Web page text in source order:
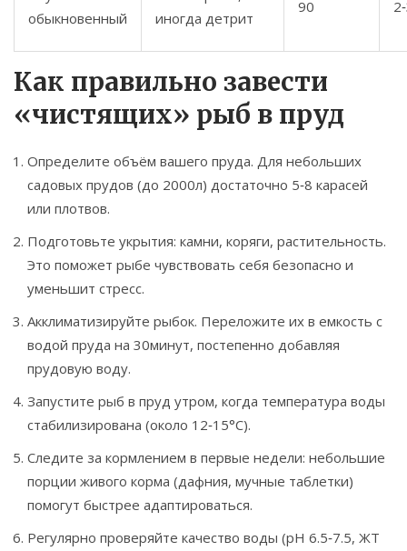
обыкновенный
иногда детрит
90
Как правильно завести
«чистящих» рыб в пруд
Определите объём вашего пруда. Для небольших
садовых прудов (до 2000л) достаточно 5‑8 карасей
или плотвов.
Подготовьте укрытия: камни, коряги, растительность.
Это поможет рыбе чувствовать себя безопасно и
уменьшит стресс.
Акклиматизируйте рыбок. Переложите их в емкость с
водой пруда на 30минут, постепенно добавляя
прудовую воду.
Запустите рыб в пруд утром, когда температура воды
стабилизирована (около 12‑15°C).
Следите за кормлением в первые недели: небольшие
порции живого корма (дафния, мучные таблетки)
помогут быстрее адаптироваться.
Регулярно проверяйте качество воды (pH 6.5‑7.5, ЖТ